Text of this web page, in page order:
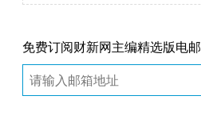
免费订阅财新网主编精选版电邮